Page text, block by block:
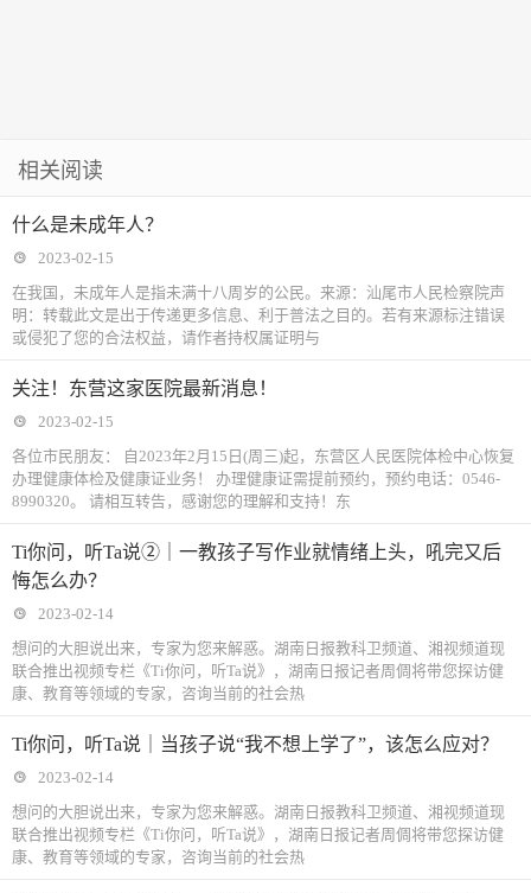
相关阅读
什么是未成年人？
2023-02-15
在我国，未成年人是指未满十八周岁的公民。来源：汕尾市人民检察院声
明：转载此文是出于传递更多信息、利于普法之目的。若有来源标注错误
或侵犯了您的合法权益，请作者持权属证明与
关注！东营这家医院最新消息！
2023-02-15
各位市民朋友： 自2023年2月15日(周三)起，东营区人民医院体检中心恢复
办理健康体检及健康证业务！ 办理健康证需提前预约，预约电话：0546-
8990320。 请相互转告，感谢您的理解和支持！东
Ti你问，听Ta说②｜一教孩子写作业就情绪上头，吼完又后
悔怎么办？
2023-02-14
想问的大胆说出来，专家为您来解惑。湖南日报教科卫频道、湘视频道现
联合推出视频专栏《Ti你问，听Ta说》，湖南日报记者周倜将带您探访健
康、教育等领域的专家，咨询当前的社会热
Ti你问，听Ta说｜当孩子说“我不想上学了”，该怎么应对？
2023-02-14
想问的大胆说出来，专家为您来解惑。湖南日报教科卫频道、湘视频道现
联合推出视频专栏《Ti你问，听Ta说》，湖南日报记者周倜将带您探访健
康、教育等领域的专家，咨询当前的社会热